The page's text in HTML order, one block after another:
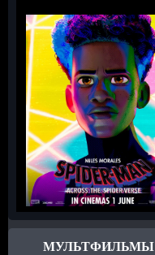
МУЛЬТФИЛЬМЫ